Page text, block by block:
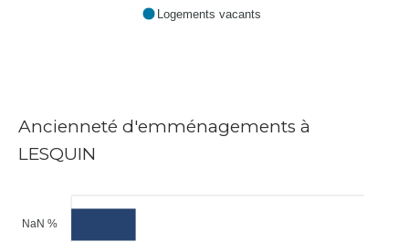
Logements vacants
Ancienneté d'emménagements à
LESQUIN
NaN %